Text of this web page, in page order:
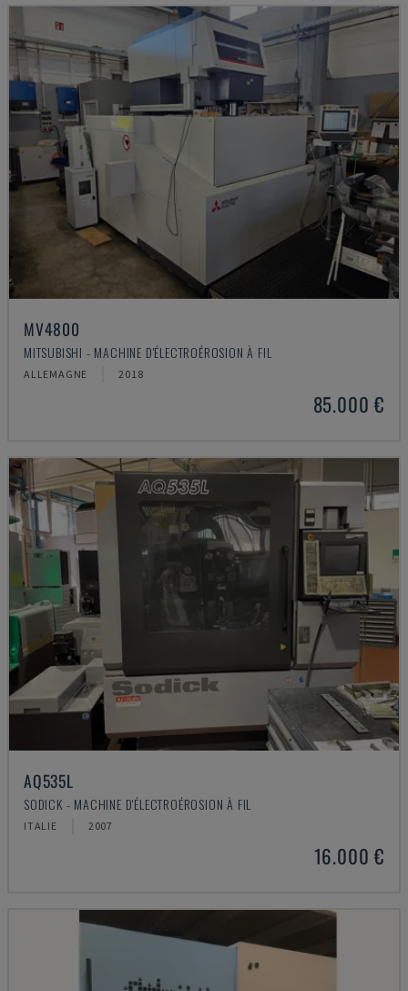
MV4800
MITSUBISHI - MACHINE D'ÉLECTROÉROSION À FIL
ALLEMAGNE 2018
85.000 €
AQ535L
SODICK - MACHINE D'ÉLECTROÉROSION À FIL
ITALIE 2007
16.000 €